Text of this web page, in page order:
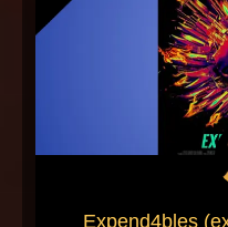
Expend4bles